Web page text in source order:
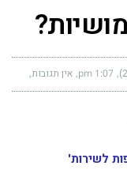
1:07 pm אין תגובות
לשירות'